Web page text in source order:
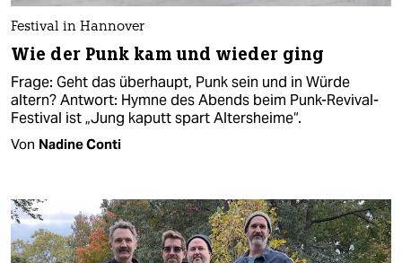
Festival in Hannover
Wie der Punk kam und wieder ging
Frage: Geht das überhaupt, Punk sein und in Würde
altern? Antwort: Hymne des Abends beim Punk-Revival-
Festival ist „Jung kaputt spart Altersheime“.
Von Nadine Conti